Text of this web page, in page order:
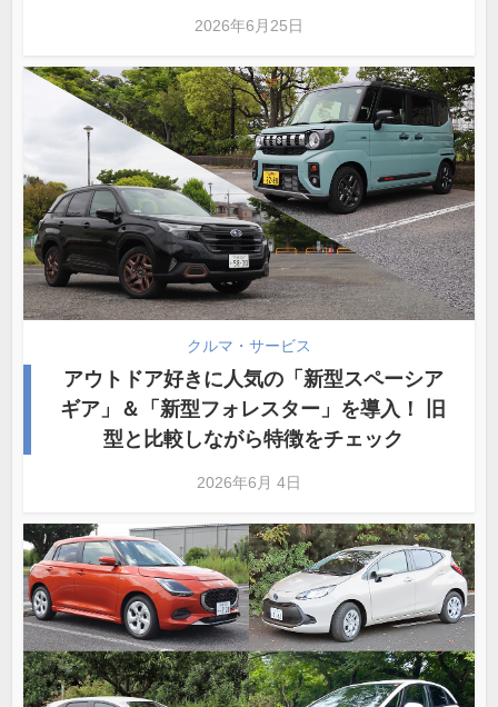
2026年6月25日
クルマ・サービス
アウトドア好きに人気の「新型スペーシア
ギア」＆「新型フォレスター」を導入！ 旧
型と比較しながら特徴をチェック
2026年6月 4日